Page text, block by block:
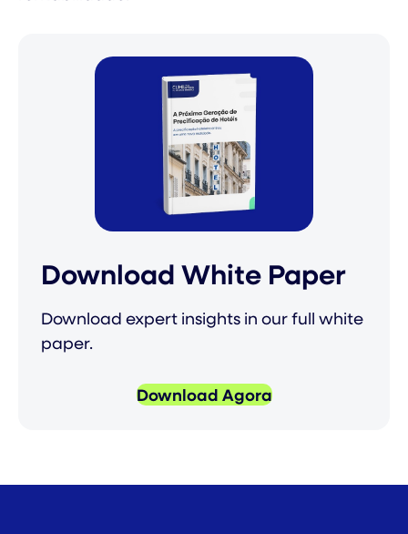
Download White Paper
Download expert insights in our full white
paper.
Download Agora